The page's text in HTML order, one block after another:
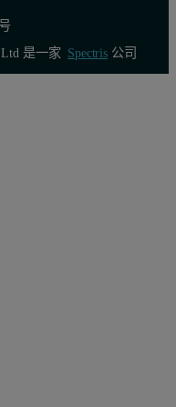
是一家 Spectris公司